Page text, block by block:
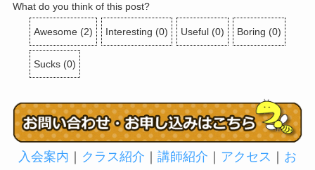
What do you think of this post?
Awesome (2) Interesting (0) Useful (0) Boring (0)
Sucks (0)
入会案内 クラス紹介 講師紹介 アクセス
お